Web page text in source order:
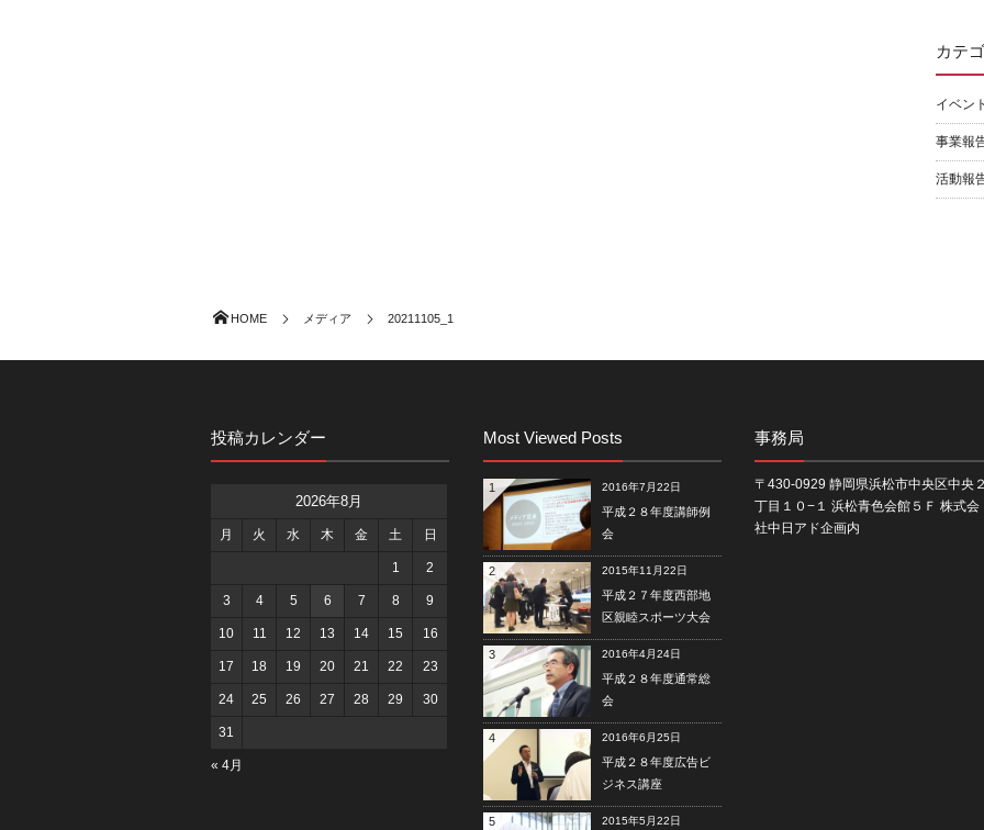
カテ
イベント
事業報
活動報
HOME メディア 20211105_1
投稿カレンダー
2026年8月
月 火 水 木 金 土 日
« 4月
1 2
3 4 5 6 7 8 9
10 11 12 13 14 15 16
17 18 19 20 21 22 23
24 25 26 27 28 29 30
31
Most Viewed Posts
2016年7月22日
平成２８年度講師例
会
1
2015年11月22日
平成２７年度西部地
区親睦スポーツ大会
2
2016年4月24日
平成２８年度通常総
会
3
2016年6月25日
平成２８年度広告ビ
ジネス講座
4
2015年5月22日
5
事務局
〒430-0929 静岡県浜松市中央区中央２
丁目１０−１ 浜松青色会館５Ｆ 株式会
社中日アド企画内